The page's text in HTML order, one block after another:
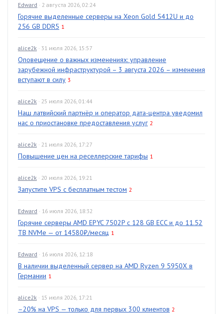
Edward · 2 августа 2026, 02:24
Горячие выделенные серверы на Xeon Gold 5412U и до
256 GB DDR5 1
alice2k · 31 июля 2026, 15:57
Оповещение о важных изменениях: управление
зарубежной инфраструктурой – 3 августа 2026 – изменения
вступают в силу 3
alice2k · 25 июля 2026, 01:44
Наш латвийский партнёр и оператор дата-центра уведомил
нас о приостановке предоставления услуг 2
alice2k · 21 июля 2026, 17:27
Повышение цен на реселлерские тарифы 1
alice2k · 20 июля 2026, 19:21
Запустите VPS с бесплатным тестом 2
Edward · 16 июля 2026, 18:32
Горячие серверы AMD EPYC 7502P с 128 GB ECC и до 11.52
TB NVMe — от 14580₽/месяц 1
Edward · 16 июля 2026, 12:18
В наличии выделенный сервер на AMD Ryzen 9 5950X в
Германии 1
alice2k · 15 июля 2026, 17:21
–20% на VPS — только для первых 300 клиентов 2